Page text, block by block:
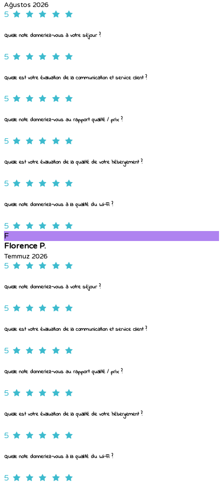
Ağustos 2026
5
Quelle note donneriez-vous à votre séjour ?
5
Quelle est votre évaluation de la communication et service client ?
5
Quelle note donneriez-vous au rapport qualité / prix ?
5
Quelle est votre évaluation de la qualité de votre hébergement ?
5
Quelle note donneriez-vous à la qualité du Wi-Fi ?
5
F
Florence P.
Temmuz 2026
5
Quelle note donneriez-vous à votre séjour ?
5
Quelle est votre évaluation de la communication et service client ?
5
Quelle note donneriez-vous au rapport qualité / prix ?
5
Quelle est votre évaluation de la qualité de votre hébergement ?
5
Quelle note donneriez-vous à la qualité du Wi-Fi ?
5